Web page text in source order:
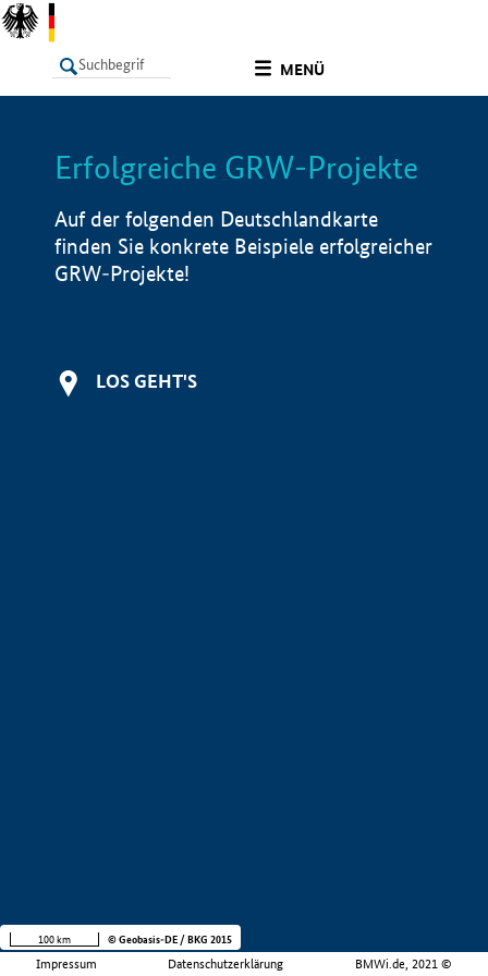
MENÜ
LISTE Info
Erfolgreiche GRW-Projekte
Auf der folgenden Deutschlandkarte
finden Sie konkrete Beispiele erfolgreicher
GRW-Projekte!
LOS GEHT'S
Impressum Datenschutzerklärung BMWi.de, 2021 ©
100 km © Geobasis-DE / BKG 2015